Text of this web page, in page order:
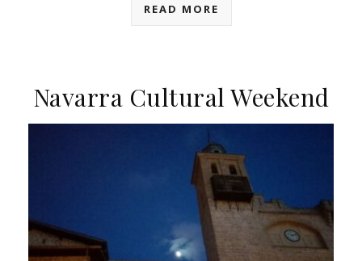
READ MORE
Navarra Cultural Weekend